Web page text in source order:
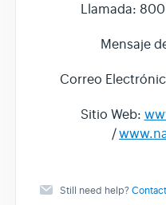
Llamada:
Mensaje
Correo
Sitio Web:
/
Still need help?